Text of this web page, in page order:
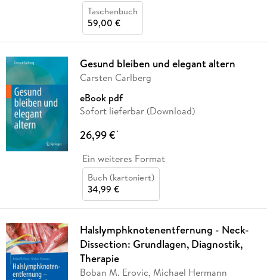
Taschenbuch
59,00 €
Gesund bleiben und elegant altern
Carsten Carlberg
eBook pdf
Sofort lieferbar (Download)
26,99 €*
Ein weiteres Format
Buch (kartoniert)
34,99 €
Halslymphknotenentfernung - Neck-
Dissection: Grundlagen, Diagnostik,
Therapie
Boban M. Erovic, Michael Hermann